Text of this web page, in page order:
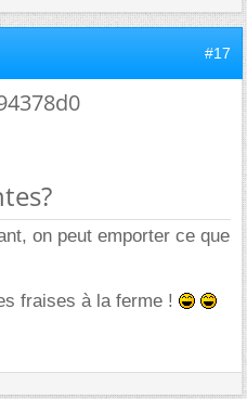
#17
on peut emporter ce que
fraises à la ferme !